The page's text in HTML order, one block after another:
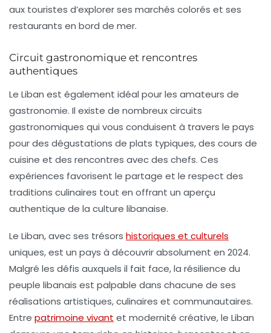
aux touristes d’explorer ses marchés colorés et ses
restaurants en bord de mer.
Circuit gastronomique et rencontres
authentiques
Le Liban est également idéal pour les amateurs de
gastronomie. Il existe de nombreux circuits
gastronomiques qui vous conduisent à travers le pays
pour des dégustations de plats typiques, des cours de
cuisine et des rencontres avec des chefs. Ces
expériences favorisent le partage et le respect des
traditions culinaires tout en offrant un aperçu
authentique de la culture libanaise.
Le Liban, avec ses trésors historiques et culturels
uniques, est un pays à découvrir absolument en 2024.
Malgré les défis auxquels il fait face, la résilience du
peuple libanais est palpable dans chacune de ses
réalisations artistiques, culinaires et communautaires.
Entre patrimoine vivant et modernité créative, le Liban